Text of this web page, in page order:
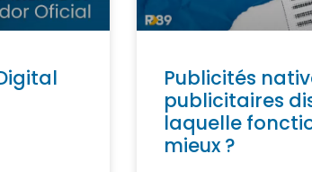
Publicités
publicitaires
laquelle
mieux ?